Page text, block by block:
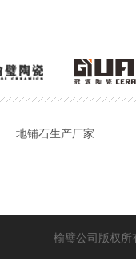
地铺石生产厂家
榆璧公司版权所